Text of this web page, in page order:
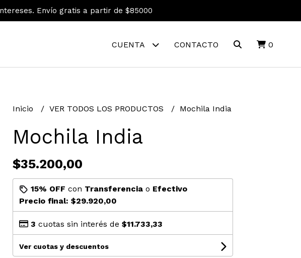
Envío gratis a partir de $85000
CUENTA CONTACTO 0
Inicio VER TODOS LOS PRODUCTOS Mochila India
Mochila India
$35.200,00
15% OFF con Transferenciao Efectivo
Precio final: $29.920,00
3 cuotas sin interés de $11.733,33
Ver cuotas y descuentos